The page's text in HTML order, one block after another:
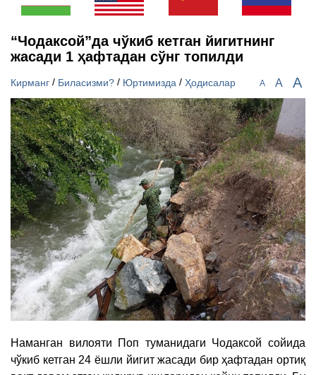
“Чодаксой”да чўкиб кетган йигитнинг
жасади 1 ҳафтадан сўнг топилди
Кирманг / Биласизми? / Юртимизда / Ҳодисалар A A A
Наманган вилояти Поп туманидаги Чодаксой сойида
чўкиб кетган 24 ёшли йигит жасади бир ҳафтадан ортиқ